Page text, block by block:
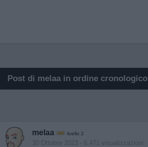
Post di melaa in ordine cronologico
Post in cui hanno evocato melaa
melaa livello 2
30 Ottobre 2023 - 6.471 visualizzazioni